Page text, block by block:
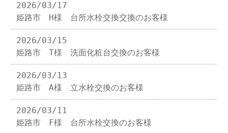
2026/03/17
姫路市 H様 台所水栓交換交換のお客様
2026/03/15
姫路市 T様 洗面化粧台交換のお客様
2026/03/13
姫路市 A様 立水栓交換のお客様
2026/03/11
姫路市 F様 台所水栓交換のお客様